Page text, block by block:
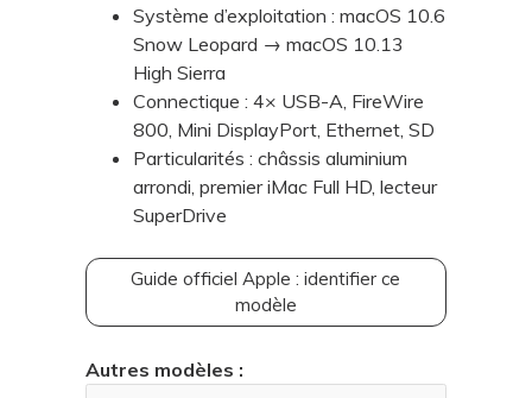
Système d’exploitation : macOS 10.6
Snow Leopard → macOS 10.13
High Sierra
Connectique : 4× USB-A, FireWire
800, Mini DisplayPort, Ethernet, SD
Particularités : châssis aluminium
arrondi, premier iMac Full HD, lecteur
SuperDrive
Guide officiel Apple : identifier ce
modèle
Autres modèles :